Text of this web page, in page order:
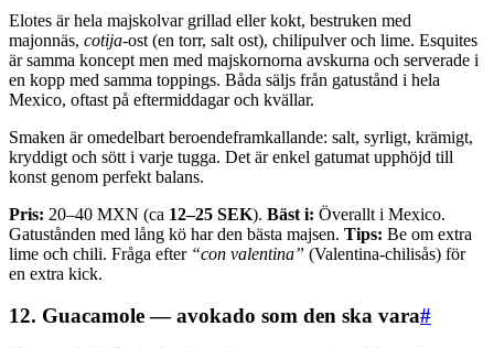
Elotes är hela majskolvar grillad eller kokt, bestruken med
majonnäs, cotija-ost (en torr, salt ost), chilipulver och lime. Esquites
är samma koncept men med majskornorna avskurna och serverade i
en kopp med samma toppings. Båda säljs från gatustånd i hela
Mexico, oftast på eftermiddagar och kvällar.
Smaken är omedelbart beroendeframkallande: salt, syrligt, krämigt,
kryddigt och sött i varje tugga. Det är enkel gatumat upphöjd till
konst genom perfekt balans.
Pris: 20–40 MXN (ca 12–25 SEK). Bäst i: Överallt i Mexico.
Gatustånden med lång kö har den bästa majsen. Tips: Be om extra
lime och chili. Fråga efter “con valentina” (Valentina-chilisås) för
en extra kick.
12. Guacamole — avokado som den ska vara#